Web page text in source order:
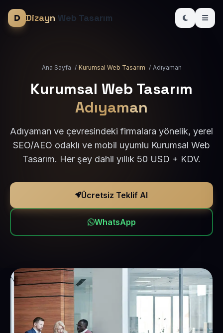
Dizayn Web Tasarım
Ana Sayfa / Kurumsal Web Tasarım / Adıyaman
Kurumsal Web Tasarım
Adıyaman
Adıyaman ve çevresindeki firmalara yönelik, yerel
SEO/AEO odaklı ve mobil uyumlu Kurumsal Web
Tasarım. Her şey dahil yıllık 50 USD + KDV.
Ücretsiz Teklif Al
WhatsApp